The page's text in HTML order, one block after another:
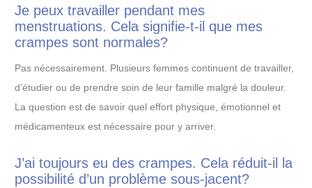
Je peux travailler pendant mes
menstruations. Cela signifie-t-il que mes
crampes sont normales?
Pas nécessairement. Plusieurs femmes continuent de travailler,
d’étudier ou de prendre soin de leur famille malgré la douleur.
La question est de savoir quel effort physique, émotionnel et
médicamenteux est nécessaire pour y arriver.
J’ai toujours eu des crampes. Cela réduit-il la
possibilité d’un problème sous-jacent?